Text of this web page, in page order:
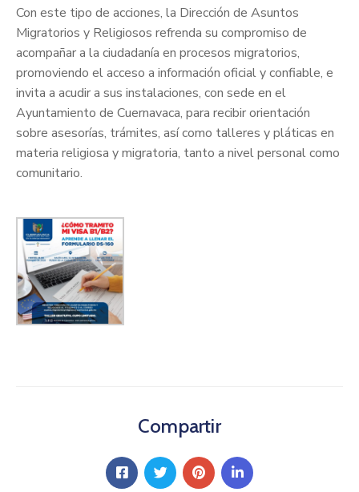
Con este tipo de acciones, la Dirección de Asuntos
Migratorios y Religiosos refrenda su compromiso de
acompañar a la ciudadanía en procesos migratorios,
promoviendo el acceso a información oficial y confiable, e
invita a acudir a sus instalaciones, con sede en el
Ayuntamiento de Cuernavaca, para recibir orientación
sobre asesorías, trámites, así como talleres y pláticas en
materia religiosa y migratoria, tanto a nivel personal como
comunitario.
Compartir